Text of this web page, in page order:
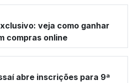
veja como ganhar
compras online
abre inscrições para 9ª